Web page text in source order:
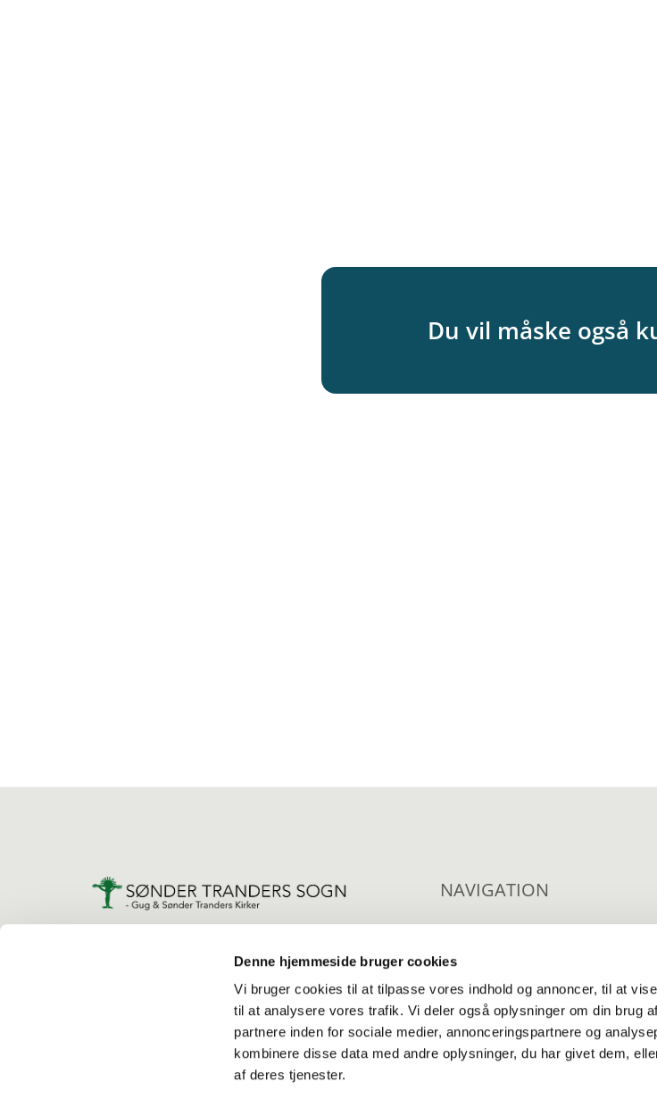
Denne hjemmeside bruger cookies
Vi bruger cookies til at tilpasse vores indhold og annoncer, til at
til at analysere vores trafik. Vi deler også oplysninger om din brug
partnere inden for sociale medier, annonceringspartnere og
kombinere disse data med andre oplysninger, du har givet dem,
af deres tjenester.
Du vil måske også
NAVIGATION
Livsbegivenheder
Fællesskaber